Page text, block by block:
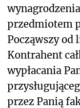
przedmiotem
Począwszy od
Kontrahent
wypłacania
przez Panią